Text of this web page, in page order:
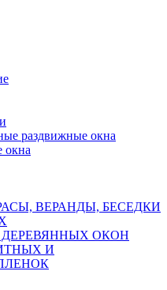
раздвижные окна
окна
ВЕРАНДЫ, БЕСЕДКИ
ОКОН
И